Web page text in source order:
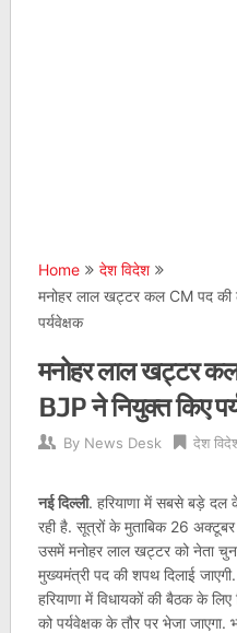
Home
देश विदेश
मनोहर लाल खट्टर कल CM पद
पर्यवेक्षक
मनोहर लाल खट्टर
BJP ने नियुक्‍त किए
By News Desk देश
नई दिल्ली. हरियाणा में सबसे बड़े दल
रही है. सूत्रों के मुताबिक 26 अक्‍टूबर
उसमें मनोहर लाल खट्टर को नेता
मुख्‍यमंत्री पद की शपथ दिलाई
हरियाणा में विधायकों की बैठक के लिए
को पर्यवेक्षक के तौर पर भेजा